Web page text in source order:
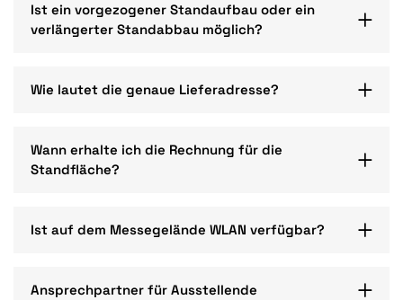
Ist ein vorgezogener Standaufbau oder ein
verlängerter Standabbau möglich?
Wie lautet die genaue Lieferadresse?
Wann erhalte ich die Rechnung für die
Standfläche?
Ist auf dem Messegelände WLAN verfügbar?
Ansprechpartner für Ausstellende